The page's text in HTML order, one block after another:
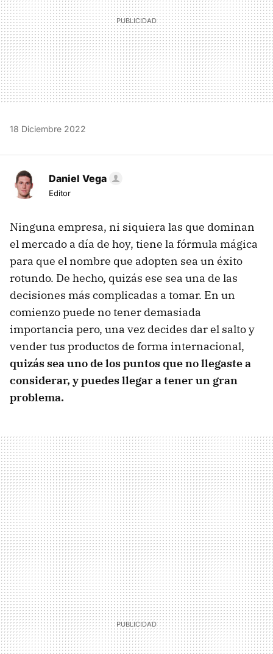
18 Diciembre 2022
Daniel Vega
Editor
Ninguna empresa, ni siquiera las que dominan
el mercado a día de hoy, tiene la fórmula mágica
para que el nombre que adopten sea un éxito
rotundo. De hecho, quizás ese sea una de las
decisiones más complicadas a tomar. En un
comienzo puede no tener demasiada
importancia pero, una vez decides dar el salto y
vender tus productos de forma internacional,
quizás sea uno de los puntos que no llegaste a
considerar, y puedes llegar a tener un gran
problema.